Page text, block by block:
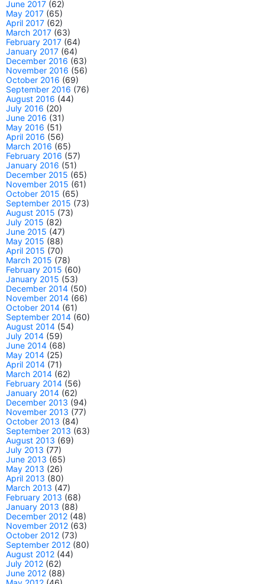
June 2017 (62)
May 2017 (65)
April 2017 (62)
March 2017 (63)
February 2017 (64)
January 2017 (64)
December 2016 (63)
November 2016 (56)
October 2016 (69)
September 2016 (76)
August 2016 (44)
July 2016 (20)
June 2016 (31)
May 2016 (51)
April 2016 (56)
March 2016 (65)
February 2016 (57)
January 2016 (51)
December 2015 (65)
November 2015 (61)
October 2015 (65)
September 2015 (73)
August 2015 (73)
July 2015 (82)
June 2015 (47)
May 2015 (88)
April 2015 (70)
March 2015 (78)
February 2015 (60)
January 2015 (53)
December 2014 (50)
November 2014 (66)
October 2014 (61)
September 2014 (60)
August 2014 (54)
July 2014 (59)
June 2014 (68)
May 2014 (25)
April 2014 (71)
March 2014 (62)
February 2014 (56)
January 2014 (62)
December 2013 (94)
November 2013 (77)
October 2013 (84)
September 2013 (63)
August 2013 (69)
July 2013 (77)
June 2013 (65)
May 2013 (26)
April 2013 (80)
March 2013 (47)
February 2013 (68)
January 2013 (88)
December 2012 (48)
November 2012 (63)
October 2012 (73)
September 2012 (80)
August 2012 (44)
July 2012 (62)
June 2012 (88)